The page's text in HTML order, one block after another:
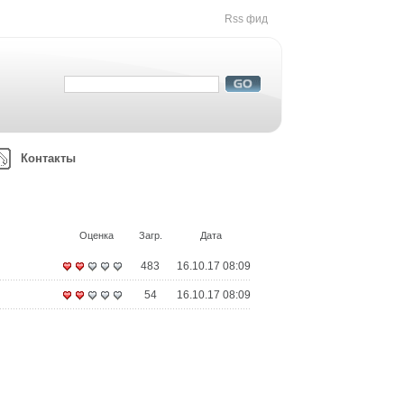
Rss фид
Контакты
Дата
Загр.
Оценка
16.10.17 08:09
483
16.10.17 08:09
54